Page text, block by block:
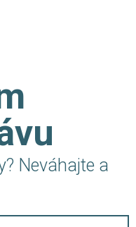
Neváhajte a